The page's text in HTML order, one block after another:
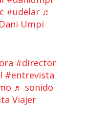
#udelar ♬
Umpi
#director
#entrevista
♬ sonido
Viajer